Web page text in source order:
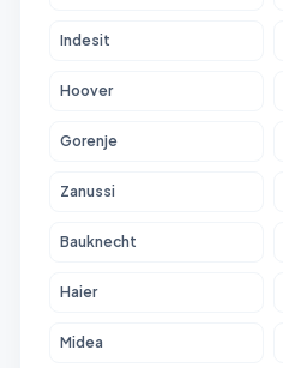
Indesit
Hoover
Gorenje
Zanussi
Bauknecht
Haier
Midea